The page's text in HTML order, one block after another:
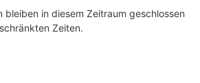
bleiben in diesem Zeitraum geschlossen
Zeiten.